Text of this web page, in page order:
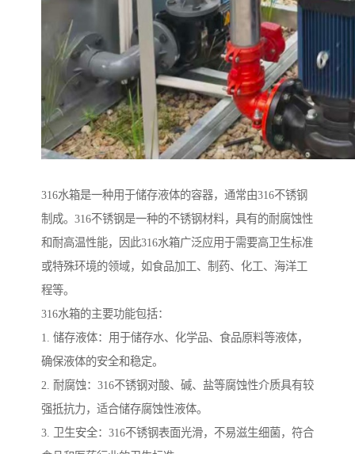
316水箱是一种用于储存液体的容器，通常由316不锈钢
制成。316不锈钢是一种的不锈钢材料，具有的耐腐蚀性
和耐高温性能，因此316水箱广泛应用于需要高卫生标准
或特殊环境的领域，如食品加工、制药、化工、海洋工
程等。
316水箱的主要功能包括：
1. 储存液体：用于储存水、化学品、食品原料等液体，
确保液体的安全和稳定。
2. 耐腐蚀：316不锈钢对酸、碱、盐等腐蚀性介质具有较
强抵抗力，适合储存腐蚀性液体。
3. 卫生安全：316不锈钢表面光滑，不易滋生细菌，符合